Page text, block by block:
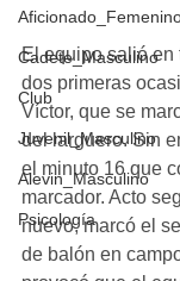
Cadete_Masculino
Club
Juvenil_Masculino
Alevin_Masculino
Psicología
El equipo salió en
dos primeras
Víctor, que se
del larguero. Sin
el minuto 16 que
marcador. Acto
nuevo, marcó el
de balón en